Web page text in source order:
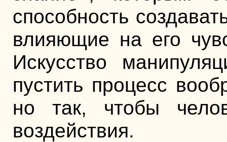
способность
влияющие на его
Искусство
пустить процесс
но так, чтобы
воздействия.